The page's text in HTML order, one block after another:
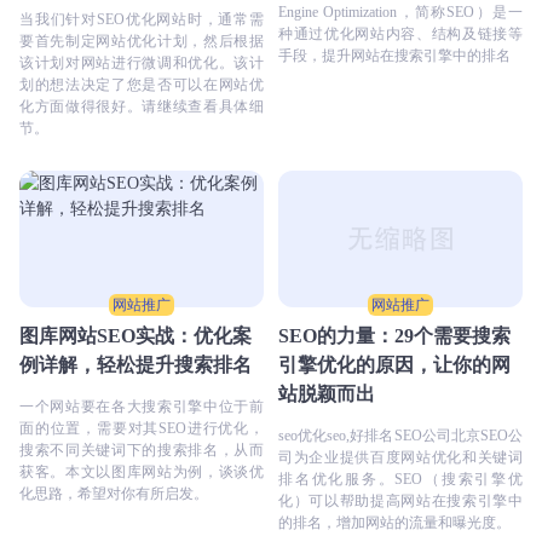
当我们针对SEO优化网站时，通常需
要首先制定网站优化计划，然后根据
该计划对网站进行微调和优化。该计
划的想法决定了您是否可以在网站优
化方面做得很好。请继续查看具体细
节。
Engine Optimization，简称SEO）是一
种通过优化网站内容、结构及链接等
手段，提升网站在搜索引擎中的排名
网站推广
图库网站SEO实战：优化案
例详解，轻松提升搜索排名
一个网站要在各大搜索引擎中位于前
面的位置，需要对其SEO进行优化，
搜索不同关键词下的搜索排名，从而
获客。本文以图库网站为例，谈谈优
化思路，希望对你有所启发。
网站推广
SEO的力量：29个需要搜索
引擎优化的原因，让你的网
站脱颖而出
seo优化seo,好排名SEO公司北京SEO公
司为企业提供百度网站优化和关键词
排名优化服务。SEO（搜索引擎优
化）可以帮助提高网站在搜索引擎中
的排名，增加网站的流量和曝光度。